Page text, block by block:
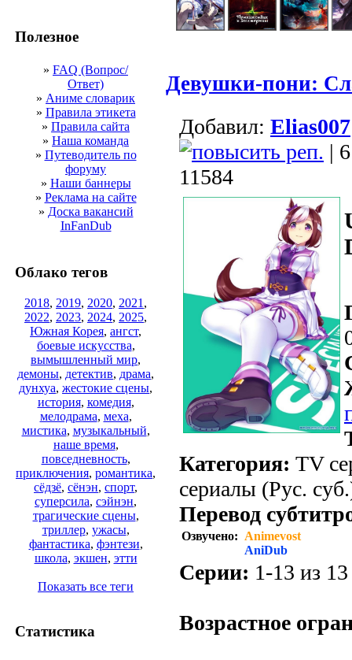
Полезное
» FAQ (Вопрос/
Ответ)
» Аниме словарик
» Правила этикета
» Правила сайта
» Наша команда
» Путеводитель по
форуму
» Наши баннеры
» Реклама на сайте
» Доска вакансий
InFanDub
Облако тегов
2018, 2019, 2020, 2021 ,
2022, 2023, 2024, 2025,
Южная Корея, ангст,
боевые искусства,
вымышленный мир,
демоны, детектив, драма,
дунхуа, жестокие сцены,
история, комедия,
мелодрама, меха,
мистика, музыкальный,
наше время,
повседневность,
приключения, романтика,
сёдзё, сёнэн, спорт,
суперсила, сэйнэн,
трагические сцены,
триллер, ужасы,
фантастика, фэнтези,
школа, экшен, этти
Показать все теги
Статистика
Девушки-пони:
Добавил: Elias007
|
11584
Категория: TV
сериалы (Рус.
Перевод
Озвучено: Animevost
AniDub
Серии: 1-13 из
Возрастное